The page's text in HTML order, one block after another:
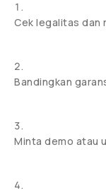
Cek legalitas dan
Bandingkan
Minta demo atau